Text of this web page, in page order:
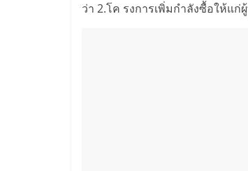
ว่า 2.โค รงการเพิ่มกำลังซื้อให้แ